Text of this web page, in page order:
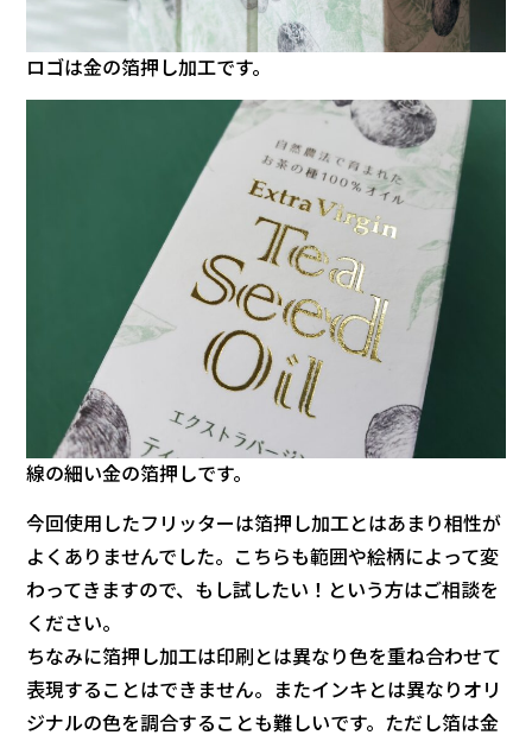
ロゴは金の箔押し加工です。
線の細い金の箔押しです。
今回使用したフリッターは箔押し加工とはあまり相性が
よくありませんでした。こちらも範囲や絵柄によって変
わってきますので、もし試したい！という方はご相談を
ください。
ちなみに箔押し加工は印刷とは異なり色を重ね合わせて
表現することはできません。またインキとは異なりオリ
ジナルの色を調合することも難しいです。ただし箔は金